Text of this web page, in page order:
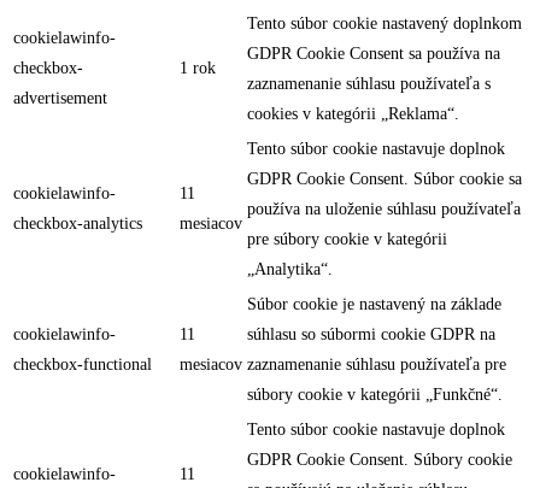
cookielawinfo-
checkbox-
advertisement
1 rok
Tento súbor cookie nastavený doplnkom
GDPR Cookie Consent sa používa na
zaznamenanie súhlasu používateľa s
cookies v kategórii „Reklama“.
cookielawinfo-
checkbox-analytics
11
mesiacov
Tento súbor cookie nastavuje doplnok
GDPR Cookie Consent. Súbor cookie sa
používa na uloženie súhlasu používateľa
pre súbory cookie v kategórii
„Analytika“.
cookielawinfo-
checkbox-functional
11
mesiacov
Súbor cookie je nastavený na základe
súhlasu so súbormi cookie GDPR na
zaznamenanie súhlasu používateľa pre
súbory cookie v kategórii „Funkčné“.
cookielawinfo-
11
Tento súbor cookie nastavuje doplnok
GDPR Cookie Consent. Súbory cookie